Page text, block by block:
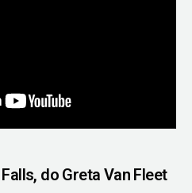
do Greta Van Fleet